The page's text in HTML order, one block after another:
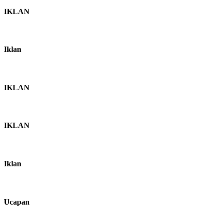
IKLAN
Iklan
IKLAN
IKLAN
Iklan
Ucapan